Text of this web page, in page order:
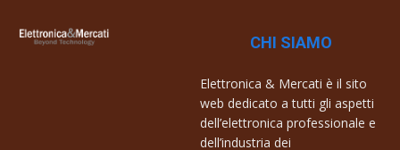
CHI SIAMO
Elettronica & Mercati è il sito
web dedicato a tutti gli aspetti
dell’elettronica professionale e
dell’industria dei